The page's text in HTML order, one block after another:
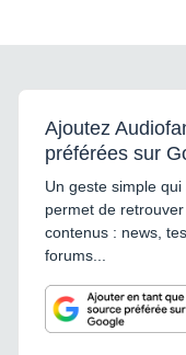
Ajoutez
préférées sur
Un geste simple
permet de
contenus : news,
forums...